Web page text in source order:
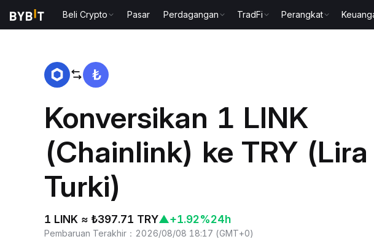
Beli Crypto Pasar Perdagangan TradFi Perangkat
Konversikan 1 LINK
(Chainlink) ke TRY (Lira
Turki)
1 LINK ≈ ₺397.71 TRY▲+1.92%24h
Pembaruan Terakhir ： 2026/08/08 18:17 (GMT+0)